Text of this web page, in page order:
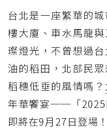
台北是一座繁華的
樓大廈、車水馬龍
璨燈光，不曾想過
油的稻田，北部民
稻穗低垂的風情嗎？
年華饗宴──「2025
即將在9月27日登場